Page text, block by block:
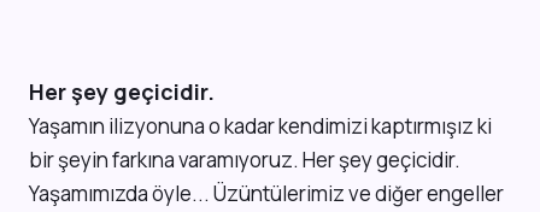
Her şey geçicidir.
Yaşamın ilizyonuna o kadar kendimizi kaptırmışız ki
bir şeyin farkına varamıyoruz. Her şey geçicidir.
Yaşamımızda öyle... Üzüntülerimiz ve diğer engeller